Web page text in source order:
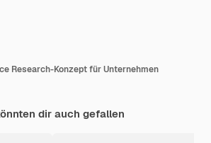
Research-Konzept für Unternehmen
dir auch gefallen